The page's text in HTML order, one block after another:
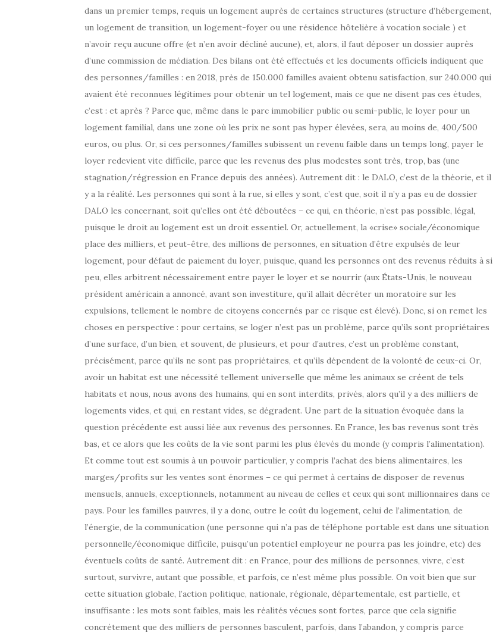
dans un premier temps, requis un logement auprès de certaines structures (structure d’hébergement,
un logement de transition, un logement-foyer ou une résidence hôtelière à vocation sociale ) et
n’avoir reçu aucune offre (et n’en avoir décliné aucune), et, alors, il faut déposer un dossier auprès
d’une commission de médiation. Des bilans ont été effectués et les documents officiels indiquent que
des personnes/familles : en 2018, près de 150.000 familles avaient obtenu satisfaction, sur 240.000 qui
avaient été reconnues légitimes pour obtenir un tel logement, mais ce que ne disent pas ces études,
c’est : et après ? Parce que, même dans le parc immobilier public ou semi-public, le loyer pour un
logement familial, dans une zone où les prix ne sont pas hyper élevées, sera, au moins de, 400/500
euros, ou plus. Or, si ces personnes/familles subissent un revenu faible dans un temps long, payer le
loyer redevient vite difficile, parce que les revenus des plus modestes sont très, trop, bas (une
stagnation/régression en France depuis des années). Autrement dit : le DALO, c’est de la théorie, et il
y a la réalité. Les personnes qui sont à la rue, si elles y sont, c’est que, soit il n’y a pas eu de dossier
DALO les concernant, soit qu’elles ont été déboutées – ce qui, en théorie, n’est pas possible, légal,
puisque le droit au logement est un droit essentiel. Or, actuellement, la «crise» sociale/économique
place des milliers, et peut-être, des millions de personnes, en situation d’être expulsés de leur
logement, pour défaut de paiement du loyer, puisque, quand les personnes ont des revenus réduits à si
peu, elles arbitrent nécessairement entre payer le loyer et se nourrir (aux États-Unis, le nouveau
président américain a annoncé, avant son investiture, qu’il allait décréter un moratoire sur les
expulsions, tellement le nombre de citoyens concernés par ce risque est élevé). Donc, si on remet les
choses en perspective : pour certains, se loger n’est pas un problème, parce qu’ils sont propriétaires
d’une surface, d’un bien, et souvent, de plusieurs, et pour d’autres, c’est un problème constant,
précisément, parce qu’ils ne sont pas propriétaires, et qu’ils dépendent de la volonté de ceux-ci. Or,
avoir un habitat est une nécessité tellement universelle que même les animaux se créent de tels
habitats et nous, nous avons des humains, qui en sont interdits, privés, alors qu’il y a des milliers de
logements vides, et qui, en restant vides, se dégradent. Une part de la situation évoquée dans la
question précédente est aussi liée aux revenus des personnes. En France, les bas revenus sont très
bas, et ce alors que les coûts de la vie sont parmi les plus élevés du monde (y compris l’alimentation).
Et comme tout est soumis à un pouvoir particulier, y compris l’achat des biens alimentaires, les
marges/profits sur les ventes sont énormes – ce qui permet à certains de disposer de revenus
mensuels, annuels, exceptionnels, notamment au niveau de celles et ceux qui sont millionnaires dans ce
pays. Pour les familles pauvres, il y a donc, outre le coût du logement, celui de l’alimentation, de
l’énergie, de la communication (une personne qui n’a pas de téléphone portable est dans une situation
personnelle/économique difficile, puisqu’un potentiel employeur ne pourra pas les joindre, etc) des
éventuels coûts de santé. Autrement dit : en France, pour des millions de personnes, vivre, c’est
surtout, survivre, autant que possible, et parfois, ce n’est même plus possible. On voit bien que sur
cette situation globale, l’action politique, nationale, régionale, départementale, est partielle, et
insuffisante : les mots sont faibles, mais les réalités vécues sont fortes, parce que cela signifie
concrètement que des milliers de personnes basculent, parfois, dans l’abandon, y compris parce